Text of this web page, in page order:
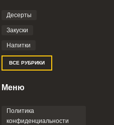
с
Пользовательским
Десерты
Закуски
Напитки
ВСЕ РУБРИКИ
Меню
Политика
конфиденциальности